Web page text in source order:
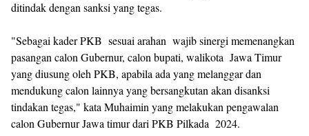
ditindak dengan sanksi yang tegas.
"Sebagai kader PKB sesuai arahan wajib sinergi memenangkan
pasangan calon Gubernur, calon bupati, walikota Jawa Timur
yang diusung oleh PKB, apabila ada yang melanggar dan
mendukung calon lainnya yang bersangkutan akan disanksi
tindakan tegas," kata Muhaimin yang melakukan pengawalan
calon Gubernur Jawa timur dari PKB Pilkada 2024.